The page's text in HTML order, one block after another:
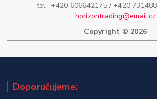
tel: +420 606642175 / +420
horizontrading@email.cz
Copyright © 2026
Doporučujeme: